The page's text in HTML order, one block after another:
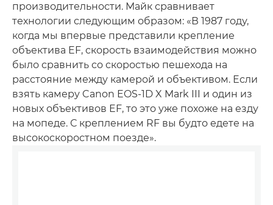
производительности. Майк сравнивает
технологии следующим образом: «В 1987 году,
когда мы впервые представили крепление
объектива EF, скорость взаимодействия можно
было сравнить со скоростью пешехода на
расстояние между камерой и объективом. Если
взять камеру Canon EOS-1D X Mark III и один из
новых объективов EF, то это уже похоже на езду
на мопеде. С креплением RF вы будто едете на
высокоскоростном поезде».